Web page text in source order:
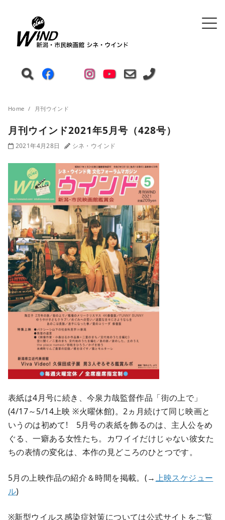
Home 月刊ウインド
月刊ウインド2021年5月号（428号）
2021年4月28日 シネ・ウインド
表紙は4月号に続き、今泉力哉監督作品「街の上で」
(4/17～5/14上映 ※火曜休館)。2ヵ月続けて同じ映画と
いうのは初めて! 5月号の表紙を飾るのは、主人公をめ
ぐる、一癖ある女性たち。カワイイだけじゃない彼女た
ちの表情の変化は、本作の見どころのひとつです。
5月の上映作品の紹介＆時間を掲載。(→上映スケジュー
ル)
※新型ウイルス感染症対策については公式サイトをご覧